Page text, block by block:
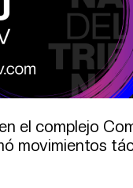
el complejo
movimientos